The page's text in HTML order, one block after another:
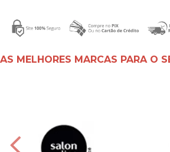
AS MELHORES MARCAS PARA O